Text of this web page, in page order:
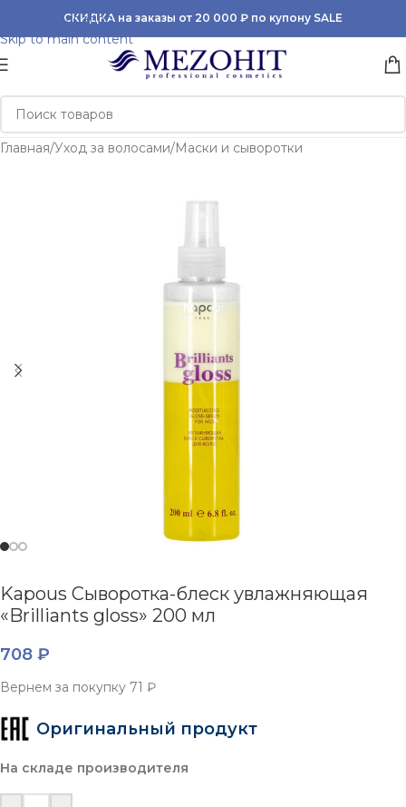
Skip to navigation
Skip to main content
СКИДКА на заказы от 20 000 ₽ по купону SALE
Главная/Уход за волосами/Маски и сыворотки
Kapous Сыворотка-блеск увлажняющая
«Brilliants gloss» 200 мл
708 ₽
Вернем за покупку 71 ₽
Оригинальный продукт
На складе производителя